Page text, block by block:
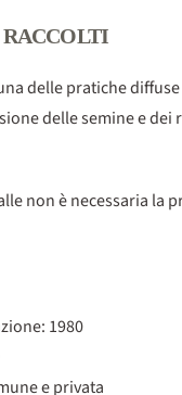
delle pratiche
delle semine e
non è necessaria
1980
e privata